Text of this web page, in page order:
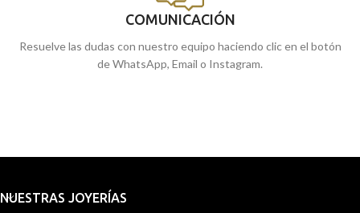
COMUNICACIÓN
Resuelve las dudas con nuestro equipo haciendo clic en el botón
de WhatsApp, Email o Instagram.
NUESTRAS JOYERÍAS